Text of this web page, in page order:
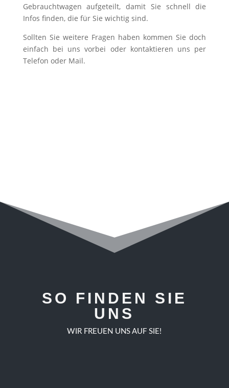
Gebrauchtwagen aufgeteilt, damit Sie schnell die
Infos finden, die für Sie wichtig sind.
Sollten Sie weitere Fragen haben kommen Sie doch
einfach bei uns vorbei oder kontaktieren uns per
Telefon oder Mail.
SO FINDEN SIE
UNS
WIR FREUEN UNS AUF SIE!